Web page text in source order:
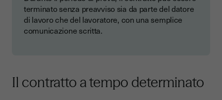
terminato senza preavviso sia da parte del datore
di lavoro che del lavoratore, con una semplice
comunicazione scritta.
Il contratto a tempo determinato